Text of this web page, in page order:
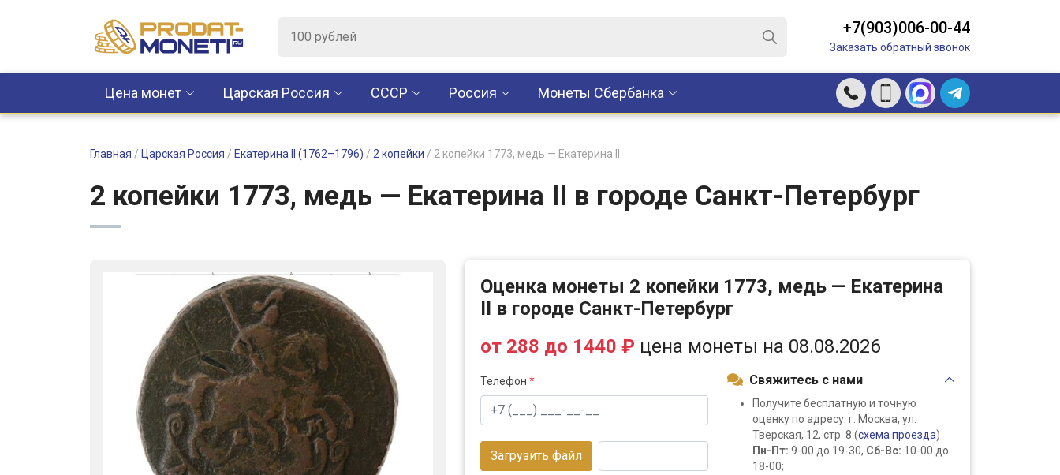
+7(903)006-00-44
Заказать обратный звонок
Цена монет Царская Россия CCCР Россия Монеты Сбербанка
Главная / Царская Россия / Екатерина II (1762–1796) / 2 копейки / 2 копейки 1773, медь — Екатерина II
2 копейки 1773, медь — Екатерина II в городе Санкт-Петербург
Оценка монеты 2 копейки 1773, медь — Екатерина
II в городе Санкт-Петербург
от 288 до 1440 ₽ цена монеты на 08.08.2026
Телефон *
Загрузить файл
Свяжитесь с нами
Получите бесплатную и точную
оценку по адресу: г. Москва, ул.
Тверская, 12, стр. 8 (схема проезда)
Пн-Пт: 9-00 до 19-30, Сб-Вс: 10-00 до
18-00;